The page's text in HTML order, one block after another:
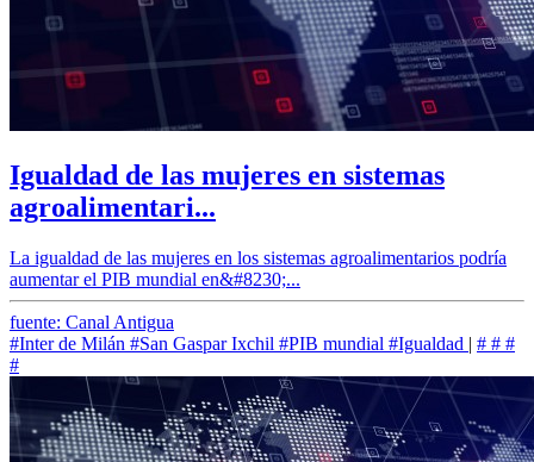
Igualdad de las mujeres en sistemas
agroalimentari...
La igualdad de las mujeres en los sistemas agroalimentarios podría
aumentar el PIB mundial en&#8230;...
fuente: Canal Antigua
#Inter de Milán #San Gaspar Ixchil #PIB mundial #Igualdad | # # #
#